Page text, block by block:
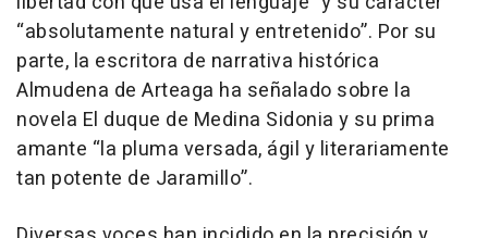
“absolutamente natural y entretenido”. Por su
parte, la escritora de narrativa histórica
Almudena de Arteaga ha señalado sobre la
novela El duque de Medina Sidonia y su prima
amante “la pluma versada, ágil y literariamente
tan potente de Jaramillo”.